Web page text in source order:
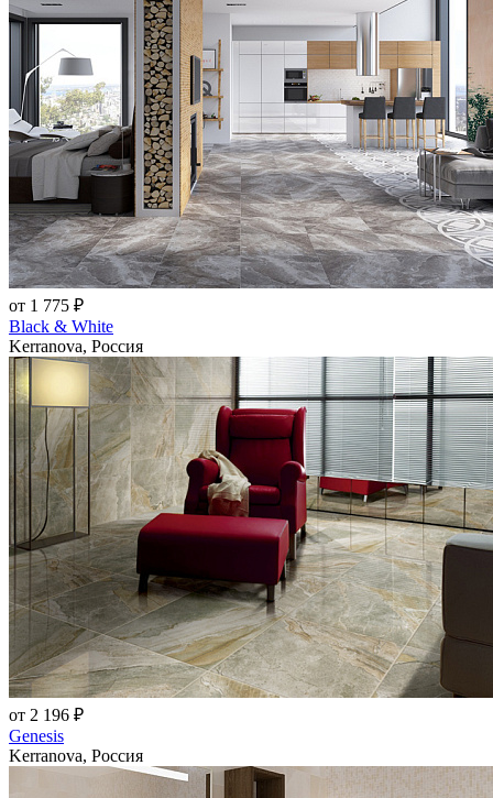
от 1 775 ₽
Black & White
Kerranova, Россия
от 2 196 ₽
Genesis
Kerranova, Россия